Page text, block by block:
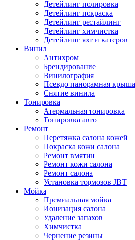
Детейлинг полировка
Детейлинг покраска
Детейлинг рестайлинг
Детейлинг химчистка
Детейлинг яхт и катеров
Винил
Антихром
Брендирование
Винилография
Псевдо панорамная крыша
Снятие винила
Тонировка
Атермальная тонировка
Тонировка авто
Ремонт
Перетяжка салона кожей
Покраска кожи салона
Ремонт вмятин
Ремонт кожи салона
Ремонт салона
Установка тормозов JBT
Мойка
Премиальная мойка
Ионизация салона
Удаление запахов
Химчистка
Чернение резины